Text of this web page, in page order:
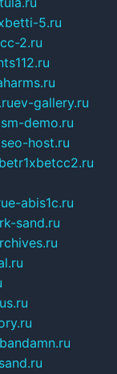
5.ru
2.ru
ev-gallery.ru
demo.ru
host.ru
e-abis1c.ru
sand.ru
bandamn.ru